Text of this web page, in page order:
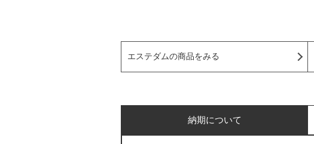
エステダムの商品をみる
納期について